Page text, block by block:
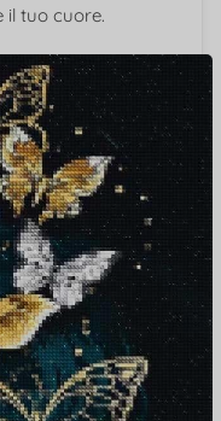
il tuo cuore.